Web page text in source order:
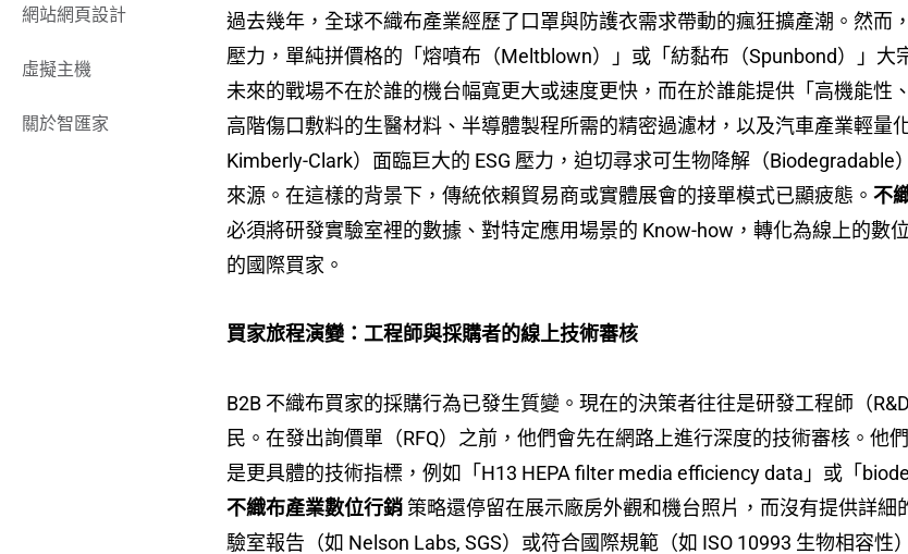
網站網頁設計
虛擬主機
關於智匯家
過去幾年，全球不織布產業經歷了口罩與防護衣需求帶動的瘋狂擴產潮。然而
壓力，單純拼價格的「熔噴布（Meltblown）」或「紡黏布（Spunbond）」大
未來的戰場不在於誰的機台幅寬更大或速度更快，而在於誰能提供「高機能性
高階傷口敷料的生醫材料、半導體製程所需的精密過濾材，以及汽車產業輕量
Kimberly-Clark）面臨巨大的 ESG 壓力，迫切尋求可生物降解（
來源。在這樣的背景下，傳統依賴貿易商或實體展會的接單模式已顯疲態。不
必須將研發實驗室裡的數據、對特定應用場景的 Know-how，轉化為線上的數
的國際買家。
買家旅程演變：工程師與採購者的線上技術審核
B2B 不織布買家的採購行為已發生質變。現在的決策者往往是研發工程師（
民。在發出詢價單（RFQ）之前，他們會先在網路上進行深度的技術審核。他
是更具體的技術指標，例如「H13 HEPA filter media efficiency data」或「
不織布產業數位行銷 策略還停留在展示廠房外觀和機台照片，而沒有提供詳
驗室報告（如 Nelson Labs, SGS）或符合國際規範（如 ISO 10993 生物相容